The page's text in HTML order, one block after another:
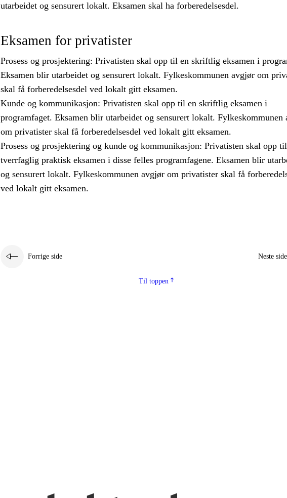
utarbeidet og sensurert lokalt. Eksamen skal ha forberedelsesdel.
Eksamen for privatister
Prosess og prosjektering: Privatisten skal opp til en skriftlig eksamen i
Eksamen blir utarbeidet og sensurert lokalt. Fylkeskommunen avgjør om
skal få forberedelsesdel ved lokalt gitt eksamen.
Kunde og kommunikasjon: Privatisten skal opp til en skriftlig eksamen i
programfaget. Eksamen blir utarbeidet og sensurert lokalt. Fylkeskommunen
om privatister skal få forberedelsesdel ved lokalt gitt eksamen.
Prosess og prosjektering og kunde og kommunikasjon: Privatisten skal opp
tverrfaglig praktisk eksamen i disse felles programfagene. Eksamen blir
og sensurert lokalt. Fylkeskommunen avgjør om privatister skal få
ved lokalt gitt eksamen.
Forrige side Neste side
Til toppen